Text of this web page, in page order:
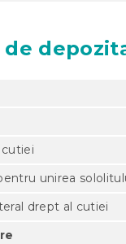
unirea
drept al cutiei